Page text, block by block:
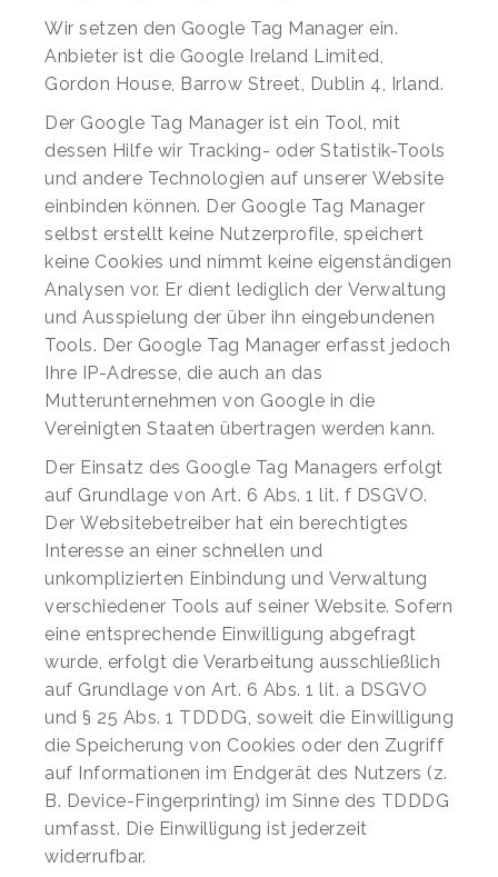
Wir setzen den Google Tag Manager ein.
Anbieter ist die Google Ireland Limited,
Gordon House, Barrow Street, Dublin 4, Irland.
Der Google Tag Manager ist ein Tool, mit
dessen Hilfe wir Tracking- oder Statistik-Tools
und andere Technologien auf unserer Website
einbinden können. Der Google Tag Manager
selbst erstellt keine Nutzerprofile, speichert
keine Cookies und nimmt keine eigenständigen
Analysen vor. Er dient lediglich der Verwaltung
und Ausspielung der über ihn eingebundenen
Tools. Der Google Tag Manager erfasst jedoch
Ihre IP-Adresse, die auch an das
Mutterunternehmen von Google in die
Vereinigten Staaten übertragen werden kann.
Der Einsatz des Google Tag Managers erfolgt
auf Grundlage von Art. 6 Abs. 1 lit. f DSGVO.
Der Websitebetreiber hat ein berechtigtes
Interesse an einer schnellen und
unkomplizierten Einbindung und Verwaltung
verschiedener Tools auf seiner Website. Sofern
eine entsprechende Einwilligung abgefragt
wurde, erfolgt die Verarbeitung ausschließlich
auf Grundlage von Art. 6 Abs. 1 lit. a DSGVO
und § 25 Abs. 1 TDDDG, soweit die Einwilligung
die Speicherung von Cookies oder den Zugriff
auf Informationen im Endgerät des Nutzers (z.
B. Device-Fingerprinting) im Sinne des TDDDG
umfasst. Die Einwilligung ist jederzeit
widerrufbar.